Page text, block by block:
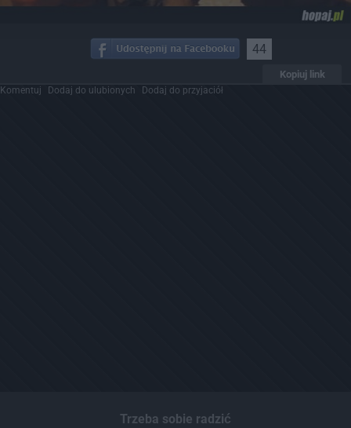
44
Kopiuj link
Komentuj Dodaj do ulubionych Dodaj do przyjaciół
Trzeba sobie radzić